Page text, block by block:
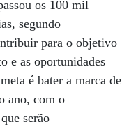
os 100 mil
segundo
para o objetivo
e as oportunidades
é bater a marca de
ano, com o
serão